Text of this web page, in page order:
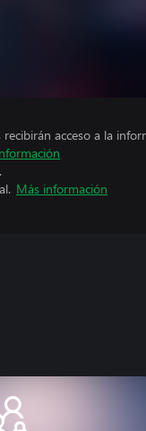
acceso a la
Más información